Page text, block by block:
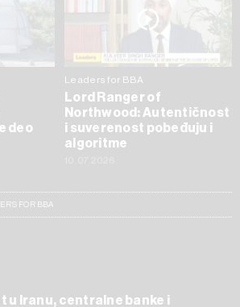
deo
Leaders for BBA
Lord Ranger of
Northwood: Autentičnost
i suverenost pobeđuju i
algoritme
FOR BBA
u Iranu, centralne banke i